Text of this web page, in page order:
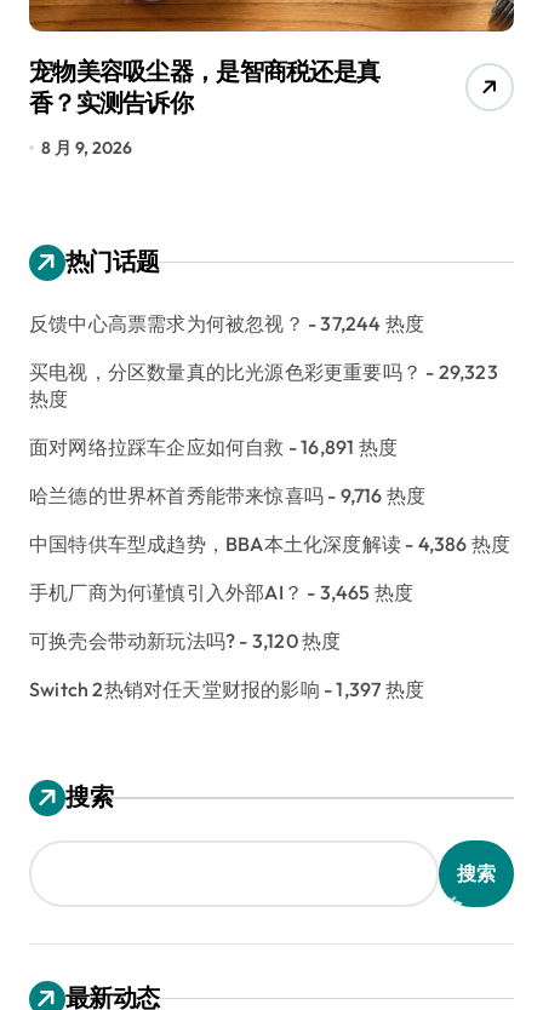
宠物美容吸尘器，是智商税还是真
香？实测告诉你
8 月 9, 2026
热门话题
反馈中心高票需求为何被忽视？ - 37,244 热度
买电视，分区数量真的比光源色彩更重要吗？ - 29,323
热度
面对网络拉踩车企应如何自救 - 16,891 热度
哈兰德的世界杯首秀能带来惊喜吗 - 9,716 热度
中国特供车型成趋势，BBA本土化深度解读 - 4,386 热度
手机厂商为何谨慎引入外部AI？ - 3,465 热度
可换壳会带动新玩法吗? - 3,120 热度
Switch 2热销对任天堂财报的影响 - 1,397 热度
搜索
搜索
最新动态